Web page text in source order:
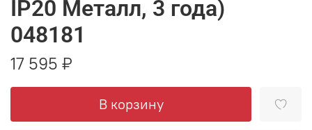
IP20 Металл, 3 года)
048181
17 595 ₽
В корзину